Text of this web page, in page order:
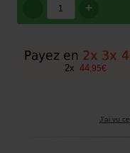
+
2x 44 95€
J'ai vu